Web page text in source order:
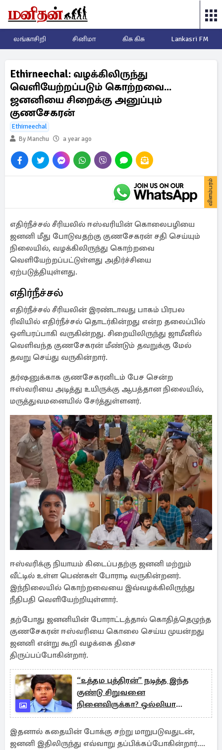
லங்காசிறி சினிமா கிசு கிசு Lankasri FM
Ethirneechal: வழக்கிலிருந்து
வெளியேற்றப்படும் கொற்றவை...
ஜனனியை சிறைக்கு அனுப்பும்
குணசேகரன்
Ethirneechal
By Manchu
a year ago
விளம்பரம்
எதிர்நீச்சல் சீரியலில் ஈஸ்வரியின் கொலைபழியை
ஜனனி மீது போடுவதற்கு குணசேகரன் சதி செய்யும்
நிலையில், வழக்கிலிருந்து கொற்றவை
வெளியேற்றப்பட்டுள்ளது அதிர்ச்சியை
ஏற்படுத்தியுள்ளது.
எதிர்நீச்சல்
எதிர்நீச்சல் சீரியலின் இரண்டாவது பாகம் பிரபல
ரிவியில் எதிர்நீச்சல் தொடர்கின்றது என்ற தலைப்பில்
ஒளிபரப்பாகி வருகின்றது. சிறையிலிருந்து ஜாமீனில்
வெளிவந்த குணசேகரன் மீண்டும் தவறுக்கு மேல்
தவறு செய்து வருகின்றார்.
தர்ஷனுக்காக குணசேகரனிடம் பேச சென்ற
ஈஸ்வரியை அடித்து உயிருக்கு ஆபத்தான நிலையில்,
மருத்துவமனையில் சேர்த்துள்ளனர்.
ஈஸ்வரிக்கு நியாயம் கிடைப்பதற்கு ஜனனி மற்றும்
வீட்டில் உள்ள பெண்கள் போராடி வருகின்றனர்.
இந்நிலையில் கொற்றவையை இவ்வழக்கிலிருந்து
நீதிபதி வெளியேற்றியுள்ளார்.
தற்போது ஜனனியின் போராட்டத்தால் கொதித்தெழுந்த
குணசேகரன் ஈஸ்வரியை கொலை செய்ய முயன்றது
ஜனனி என்று கூறி வழக்கை திசை
திருப்பப்போகின்றார்.
“உத்தம புத்திரன்” நடித்த இந்த
குண்டு சிறுவனை
நினைவிருக்கா? ஒல்லியா
அடையாளமே தெரியல
இதனால் கதையின் போக்கு சற்று மாறுபடுவதுடன்,
ஜனனி இதிலிருந்து எவ்வாறு தப்பிக்கப்போகின்றார்....